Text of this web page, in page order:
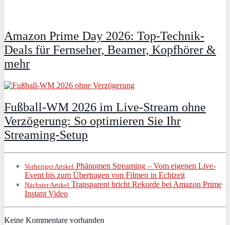
Amazon Prime Day 2026: Top-Technik-
Deals für Fernseher, Beamer, Kopfhörer &
mehr
Fußball-WM 2026 im Live-Stream ohne
Verzögerung: So optimieren Sie Ihr
Streaming-Setup
Vorheriger Artikel Phänomen Streaming – Vom eigenen Live-
Event bis zum Übertragen von Filmen in Echtzeit
Nächster Artikel Transparent bricht Rekorde bei Amazon Prime
Instant Video
Keine Kommentare vorhanden